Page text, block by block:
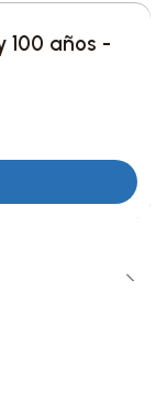
con ventana
de
100 años -